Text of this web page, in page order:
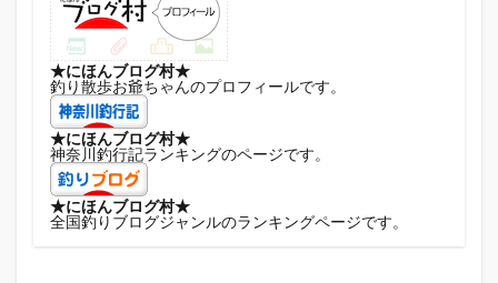
★にほんブログ村★
釣り散歩お爺ちゃんのプロフィールです。
★にほんブログ村★
神奈川釣行記ランキングのページです。
★にほんブログ村★
全国釣りブログジャンルのランキングページです。